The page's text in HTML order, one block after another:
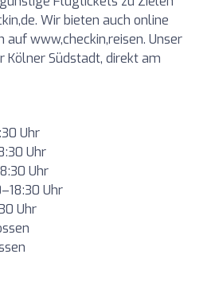
Wir bieten auch online
www,checkin,reisen. Unser
Kölner Südstadt, direkt am
Uhr
Uhr
Uhr
Uhr
Uhr